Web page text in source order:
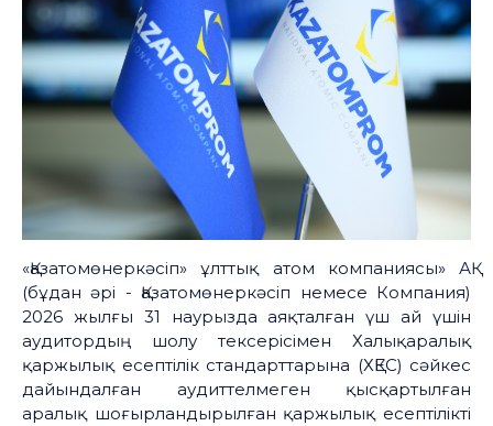
«Қазатомөнеркәсіп» ұлттық атом компаниясы» АҚ
(бұдан әрі - Қазатомөнеркәсіп немесе Компания)
2026 жылғы 31 наурызда аяқталған үш ай үшін
аудитордың шолу тексерісімен Халықаралық
қаржылық есептілік стандарттарына (ХҚЕС) сәйкес
дайындалған аудиттелмеген қысқартылған
аралық шоғырландырылған қаржылық есептілікті